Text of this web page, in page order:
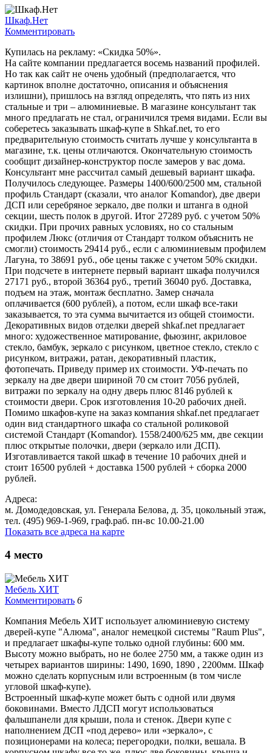
Шкаф.Нет
Комментировать
Купилась на рекламу: «Скидка 50%».
На сайте компании предлагается восемь названий профилей.
Но так как сайт не очень удобный (предполагается, что
картинок вполне достаточно, описания и объяснения
излишни), пришлось на взгляд определять, что пять из них
стальные и три – алюминиевые. В магазине консультант так
много предлагать не стал, ограничился тремя видами. Если вы
соберетесь заказывать шкаф-купе в Shkaf.net, то его
предварительную стоимость считать лучше у консультанта в
магазине, т.к. цены отличаются. Окончательную стоимость
сообщит дизайнер-конструктор после замеров у вас дома.
Консультант мне рассчитал самый дешевый вариант шкафа.
Получилось следующее. Размеры 1400/600/2500 мм, стальной
профиль Стандарт (сказали, что аналог Komandor), две двери
ДСП или серебряное зеркало, две полки и штанга в одной
секции, шесть полок в другой. Итог 27289 руб. с учетом 50%
скидки. При прочих равных условиях, но со стальным
профилем Люкс (отличия от Стандарт толком объяснить не
смогли) стоимость 29414 руб., если с алюминиевым профилем
Лагуна, то 38691 руб., обе цены также с учетом 50% скидки.
При подсчете в интернете первый вариант шкафа получился
27171 руб., второй 36364 руб., третий 36040 руб. Доставка,
подъем на этаж, монтаж бесплатно. Замер сначала
оплачивается (600 рублей), а потом, если шкаф все-таки
заказывается, то эта сумма вычитается из общей стоимости.
Декоративных видов отделки дверей shkaf.net предлагает
много: художественное матирование, фьюзинг, акриловое
стекло, бамбук, зеркало с рисунком, цветное стекло, стекло с
рисунком, витражи, ратан, декоративный пластик,
фотопечать. Приведу пример их стоимости. УФ-печать по
зеркалу на две двери шириной 70 см стоит 7056 рублей,
витражи по зеркалу на одну дверь плюс 8146 рублей к
стоимости двери. Срок изготовления 10-20 рабочих дней.
Помимо шкафов-купе на заказ компания shkaf.net предлагает
один вид стандартного шкафа со стальной роликовой
системой Стандарт (Komandor). 1558/2400/625 мм, две секции
плюс открытые полочки, двери (зеркало или ДСП).
Изготавливается такой шкаф в течение 10 рабочих дней и
стоит 16500 рублей + доставка 1500 рублей + сборка 2000
рублей.
Адреса:
м. Домодедовская, ул. Генерала Белова, д. 35, цокольный этаж,
тел. (495) 969-1-969, граф.раб. пн-вс 10.00-21.00
Показать все адреса на карте
4 место
Мебель ХИТ
Комментировать 6
Компания Мебель ХИТ использует алюминиевую систему
дверей-купе "Алюма", аналог немецкой системы "Raum Plus",
и предлагает шкафы-купе только одной глубины: 600 мм.
Высоту можно выбрать, но не более 2750 мм, а также один из
четырех вариантов ширины: 1490, 1690, 1890 , 2200мм. Шкаф
можно сделать корпусным или встроенным (в том числе
угловой шкаф-купе).
Встроенный шкаф-купе может быть с одной или двумя
боковинами. Вместо ЛДСП могут использоваться
фальшпанели для крыши, пола и стенок. Двери купе с
наполнением ДСП «под дерево» или «зеркало», с
позиционерами на колеса; перегородки, полки, вешала. В